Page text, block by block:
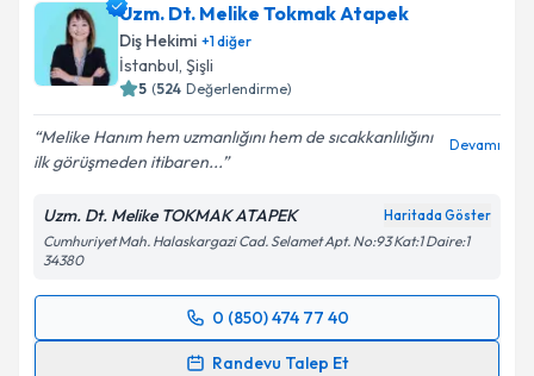
Uzm. Dt. Melike Tokmak Atapek
Diş Hekimi +1diğer
İstanbul, Şişli
5 (524 Değerlendirme)
Melike Hanım hem uzmanlığını hem de sıcakkanlılığını
ilk görüşmeden itibaren...
Devamı
Uzm. Dt. Melike TOKMAK ATAPEK Haritada Göster
Cumhuriyet Mah. Halaskargazi Cad. Selamet Apt. No:93 Kat:1 Daire:1
34380
0 (850) 474 77 40
Randevu Talep Et
Randevu Takvimi Talebi